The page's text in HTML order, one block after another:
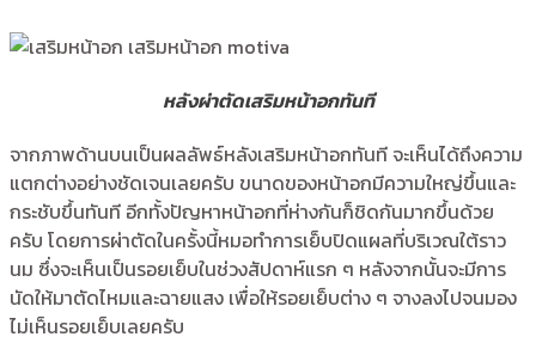
หลังผ่าตัดเสริมหน้าอกทันที
จากภาพด้านบนเป็นผลลัพธ์หลังเสริมหน้าอกทันที จะเห็นได้ถึงความ
แตกต่างอย่างชัดเจนเลยครับ ขนาดของหน้าอกมีความใหญ่ขึ้นและ
กระชับขึ้นทันที อีกทั้งปัญหาหน้าอกที่ห่างกันก็ชิดกันมากขึ้นด้วย
ครับ โดยการผ่าตัดในครั้งนี้หมอทำการเย็บปิดแผลที่บริเวณใต้ราว
นม ซึ่งจะเห็นเป็นรอยเย็บในช่วงสัปดาห์แรก ๆ หลังจากนั้นจะมีการ
นัดให้มาตัดไหมและฉายแสง เพื่อให้รอยเย็บต่าง ๆ จางลงไปจนมอง
ไม่เห็นรอยเย็บเลยครับ